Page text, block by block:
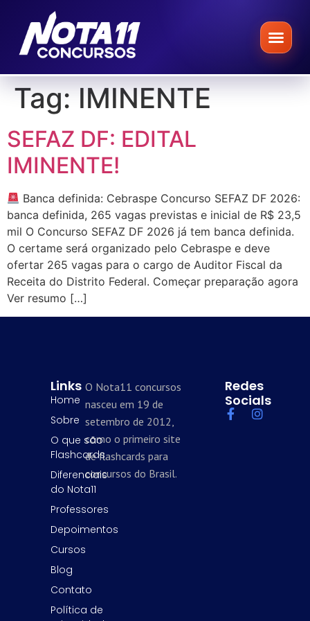
Tag:IMINENTE
SEFAZ DF: EDITAL
IMINENTE!
Banca definida: Cebraspe Concurso SEFAZ DF 2026:
banca definida, 265 vagas previstas e inicial de R$ 23,5
mil O Concurso SEFAZ DF 2026 já tem banca definida.
O certame será organizado pelo Cebraspe e deve
ofertar 265 vagas para o cargo de Auditor Fiscal da
Receita do Distrito Federal. Começar preparação agora
Ver resumo […]
O Nota11 concursos
nasceu em 19 de
setembro de 2012,
como o primeiro site
de flashcards para
concursos do Brasil.
Links
Home
Sobre
O que são
Flashcards
Diferenciais
do Nota11
Professores
Depoimentos
Cursos
Blog
Contato
Política de
Redes
Socials